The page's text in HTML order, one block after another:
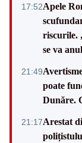
17:52Apele
riscurile.
se va
21:49
poate
Dunăre.
21:17Arestat